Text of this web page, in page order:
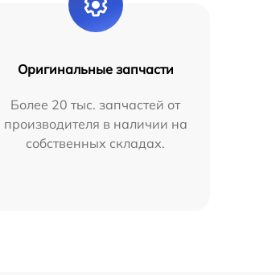
Оригинальные запчасти
Более 20 тыс. запчастей от
производителя в наличии на
собственных складах.